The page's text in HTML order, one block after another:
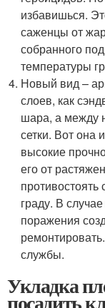
избавишься.
саженцы от
собранного
температуры
Новый вид –
слоев, как
шара, а между
сетки. Вот она
высокие
его от
граду. В
поражения
службы.
Укладка